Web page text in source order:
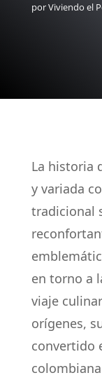
porViviendo el
La historia
y variada
tradicional
en torno a
viaje
orígenes,
convertido